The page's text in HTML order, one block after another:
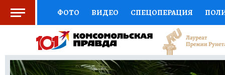
ФОТО ВИДЕО СПЕЦОПЕРАЦИЯ
СОЦПОДДЕРЖКА НАУКА СПОРТ
ВЫБОР ЭКСПЕРТОВ ДОКТОР